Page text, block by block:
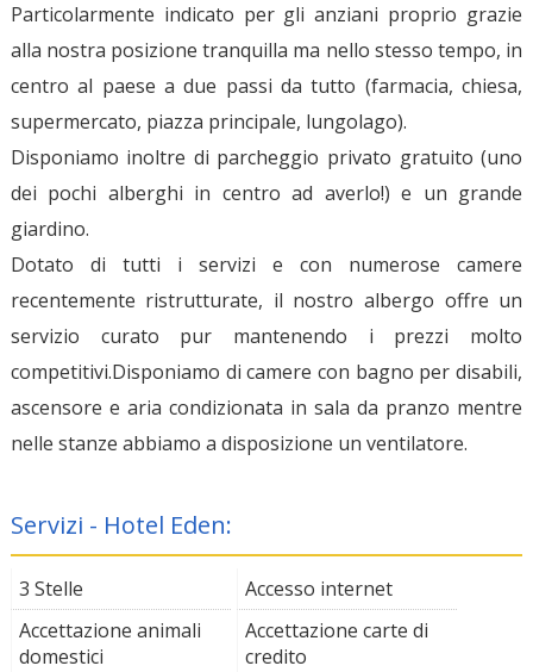
Particolarmente indicato per gli anziani proprio grazie
alla nostra posizione tranquilla ma nello stesso tempo, in
centro al paese a due passi da tutto (farmacia, chiesa,
supermercato, piazza principale, lungolago).
Disponiamo inoltre di parcheggio privato gratuito (uno
dei pochi alberghi in centro ad averlo!) e un grande
giardino.
Dotato di tutti i servizi e con numerose camere
recentemente ristrutturate, il nostro albergo offre un
servizio curato pur mantenendo i prezzi molto
competitivi.Disponiamo di camere con bagno per disabili,
ascensore e aria condizionata in sala da pranzo mentre
nelle stanze abbiamo a disposizione un ventilatore.
Servizi - Hotel Eden:
3 Stelle
Accesso internet
Accettazione animali
domestici
Accettazione carte di
credito